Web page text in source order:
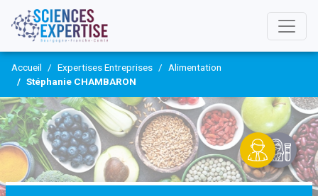
Accueil Expertises Entreprises
Alimentation
Stéphanie CHAMBARON